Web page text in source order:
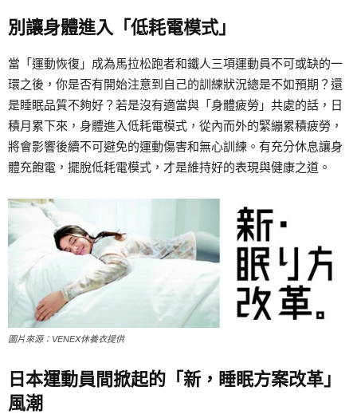
別讓身體進入「低耗電模式」
當「運動恢復」成為馬拉松跑者和鐵人三項運動員不可或缺的一
環之後，你是否有開始注意到自己的訓練狀況總是不如預期？還
是睡眠品質不夠好？若是沒有適當與「身體疲勞」共處的話，日
積月累下來，身體進入低耗電模式，從內而外的緊繃累積疲勞，
將會影響後續不可避免的運動傷害和無心訓練。有充分休息讓身
體充飽電，擺脫低耗電模式，才是維持好的表現與健康之道。
圖片來源：VENEX休養衣提供
日本運動員間掀起的「新，睡眠方案改革」
風潮